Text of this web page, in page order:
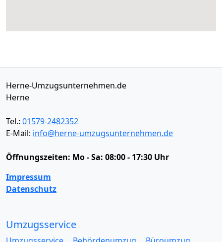
Herne-Umzugsunternehmen.de
Herne
Tel.: 01579-2482352
E-Mail: info@herne-umzugsunternehmen.de
Öffnungszeiten: Mo - Sa: 08:00 - 17:30 Uhr
Impressum
Datenschutz
Umzugsservice